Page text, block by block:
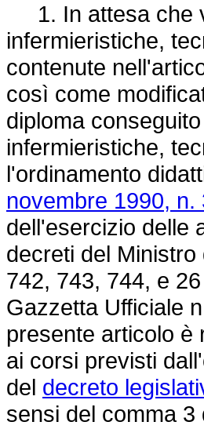
1. In attesa che
infermieristiche,
contenute
così come
diploma
infermieristiche,
l'ordinamento
novembre 1990, n.
dell'esercizio delle
decreti del
742, 743, 744, e
Gazzetta Ufficiale
presente articolo è
ai corsi previsti
del decreto
sensi del comma